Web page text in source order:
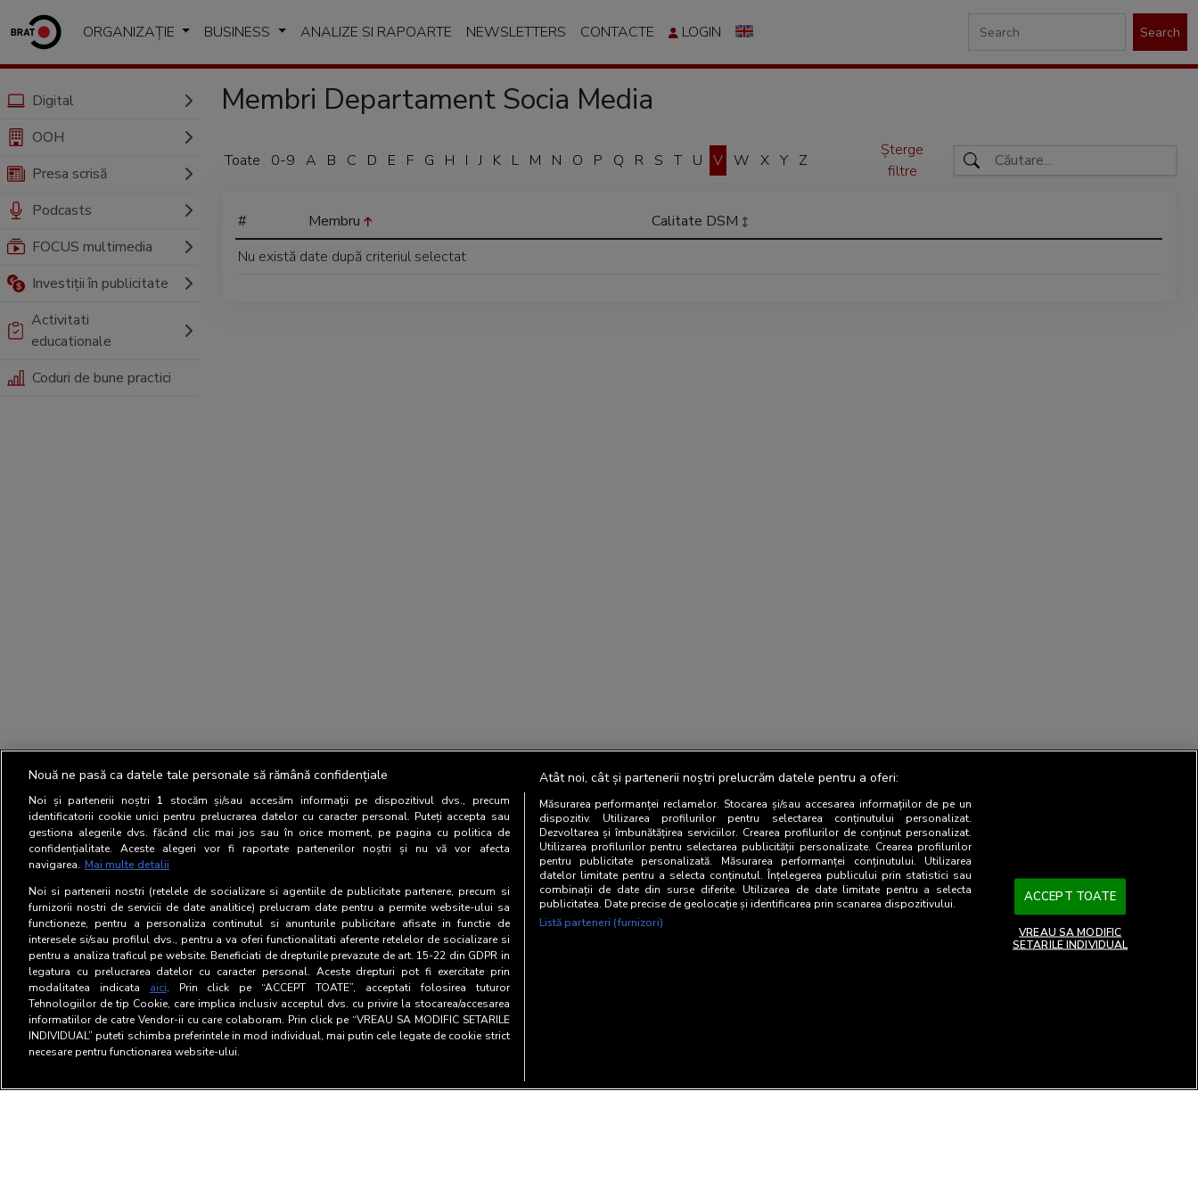
ORGANIZAȚIE BUSINESS ANALIZE SI RAPOARTE NEWSLETTERS CONTACTE LOGIN Search
Digital
OOH
Presa scrisă
Podcasts
FOCUS multimedia
Investiții în publicitate
Activitati
educationale
Coduri de bune practici
Membri Departament Socia Media
Toate 0-9 A B C D E F G H I J K L M N O P Q R S T U V W X Y Z
Șterge
filtre
# Membru
Calitate DSM
Nu există date după criteriul selectat
Nouă ne pasă ca datele tale personale să rămână confidențiale
Noi și partenerii noștri 1 stocăm și/sau accesăm informații pe dispozitivul dvs., precum
identificatorii cookie unici pentru prelucrarea datelor cu caracter personal. Puteți accepta sau
gestiona alegerile dvs. făcând clic mai jos sau în orice moment, pe pagina cu politica de
confidențialitate. Aceste alegeri vor fi raportate partenerilor noștri și nu vă vor afecta
navigarea. Mai multe detalii
Noi si partenerii nostri (retelele de socializare si agentiile de publicitate partenere, precum si
furnizorii nostri de servicii de date analitice) prelucram date pentru a permite website-ului sa
functioneze, pentru a personaliza continutul si anunturile publicitare afisate in functie de
interesele si/sau profilul dvs., pentru a va oferi functionalitati aferente retelelor de socializare si
pentru a analiza traficul pe website. Beneficiati de drepturile prevazute de art. 15-22 din GDPR in
legatura cu prelucrarea datelor cu caracter personal. Aceste drepturi pot fi exercitate prin
modalitatea indicata aici. Prin click pe “ACCEPT TOATE”, acceptati folosirea tuturor
Tehnologiilor de tip Cookie, care implica inclusiv acceptul dvs. cu privire la stocarea/accesarea
informatiilor de catre Vendor-ii cu care colaboram. Prin click pe “VREAU SA MODIFIC SETARILE
INDIVIDUAL” puteti schimba preferintele in mod individual, mai putin cele legate de cookie strict
necesare pentru functionarea website-ului.
Atât noi, cât și partenerii noștri prelucrăm datele pentru a oferi:
Măsurarea performanței reclamelor. Stocarea și/sau accesarea informațiilor de pe un
dispozitiv. Utilizarea profilurilor pentru selectarea conținutului personalizat.
Dezvoltarea și îmbunătățirea serviciilor. Crearea profilurilor de conținut personalizat.
Utilizarea profilurilor pentru selectarea publicității personalizate. Crearea profilurilor
pentru publicitate personalizată. Măsurarea performanței conținutului. Utilizarea
datelor limitate pentru a selecta conținutul. Înțelegerea publicului prin statistici sau
combinații de date din surse diferite. Utilizarea de date limitate pentru a selecta
publicitatea. Date precise de geolocație și identificarea prin scanarea dispozitivului.
Listă parteneri (furnizori)
ACCEPT TOATE
VREAU SA MODIFIC
SETARILE INDIVIDUAL